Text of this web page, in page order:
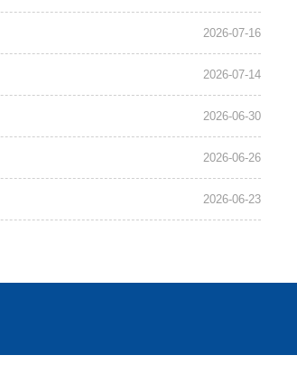
2026-07-16
2026-07-14
2026-06-30
2026-06-26
2026-06-23